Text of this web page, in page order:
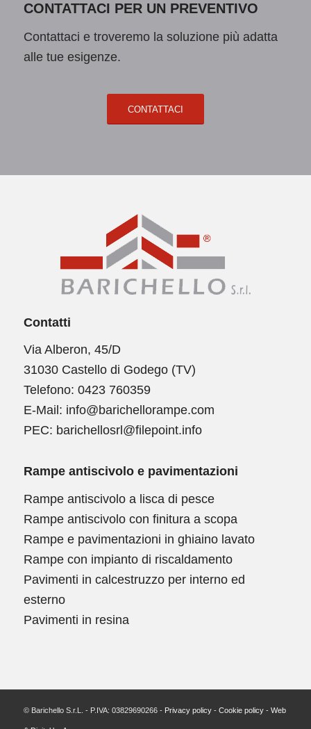
CONTATTACI PER UN PREVENTIVO
Contattaci e troveremo la soluzione più adatta
alle tue esigenze.
CONTATTACI
Contatti
Via Alberon, 45/D
31030 Castello di Godego (TV)
Telefono: 0423 760359
E-Mail: info@barichellorampe.com
PEC: barichellosrl@filepoint.info
Rampe antiscivolo e pavimentazioni
Rampe antiscivolo a lisca di pesce
Rampe antiscivolo con finitura a scopa
Rampe e pavimentazioni in ghiaino lavato
Rampe con impianto di riscaldamento
Pavimenti in calcestruzzo per interno ed
esterno
Pavimenti in resina
© Barichello S.r.L. - P.IVA: 03829690266 - Privacy policy- Cookie policy- Web